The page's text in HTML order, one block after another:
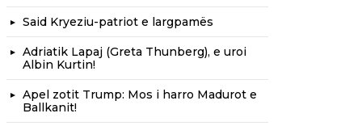
Said Kryeziu-patriot e largpamës
Adriatik Lapaj (Greta Thunberg), e uroi
Albin Kurtin!
Apel zotit Trump: Mos i harro Madurot e
Ballkanit!